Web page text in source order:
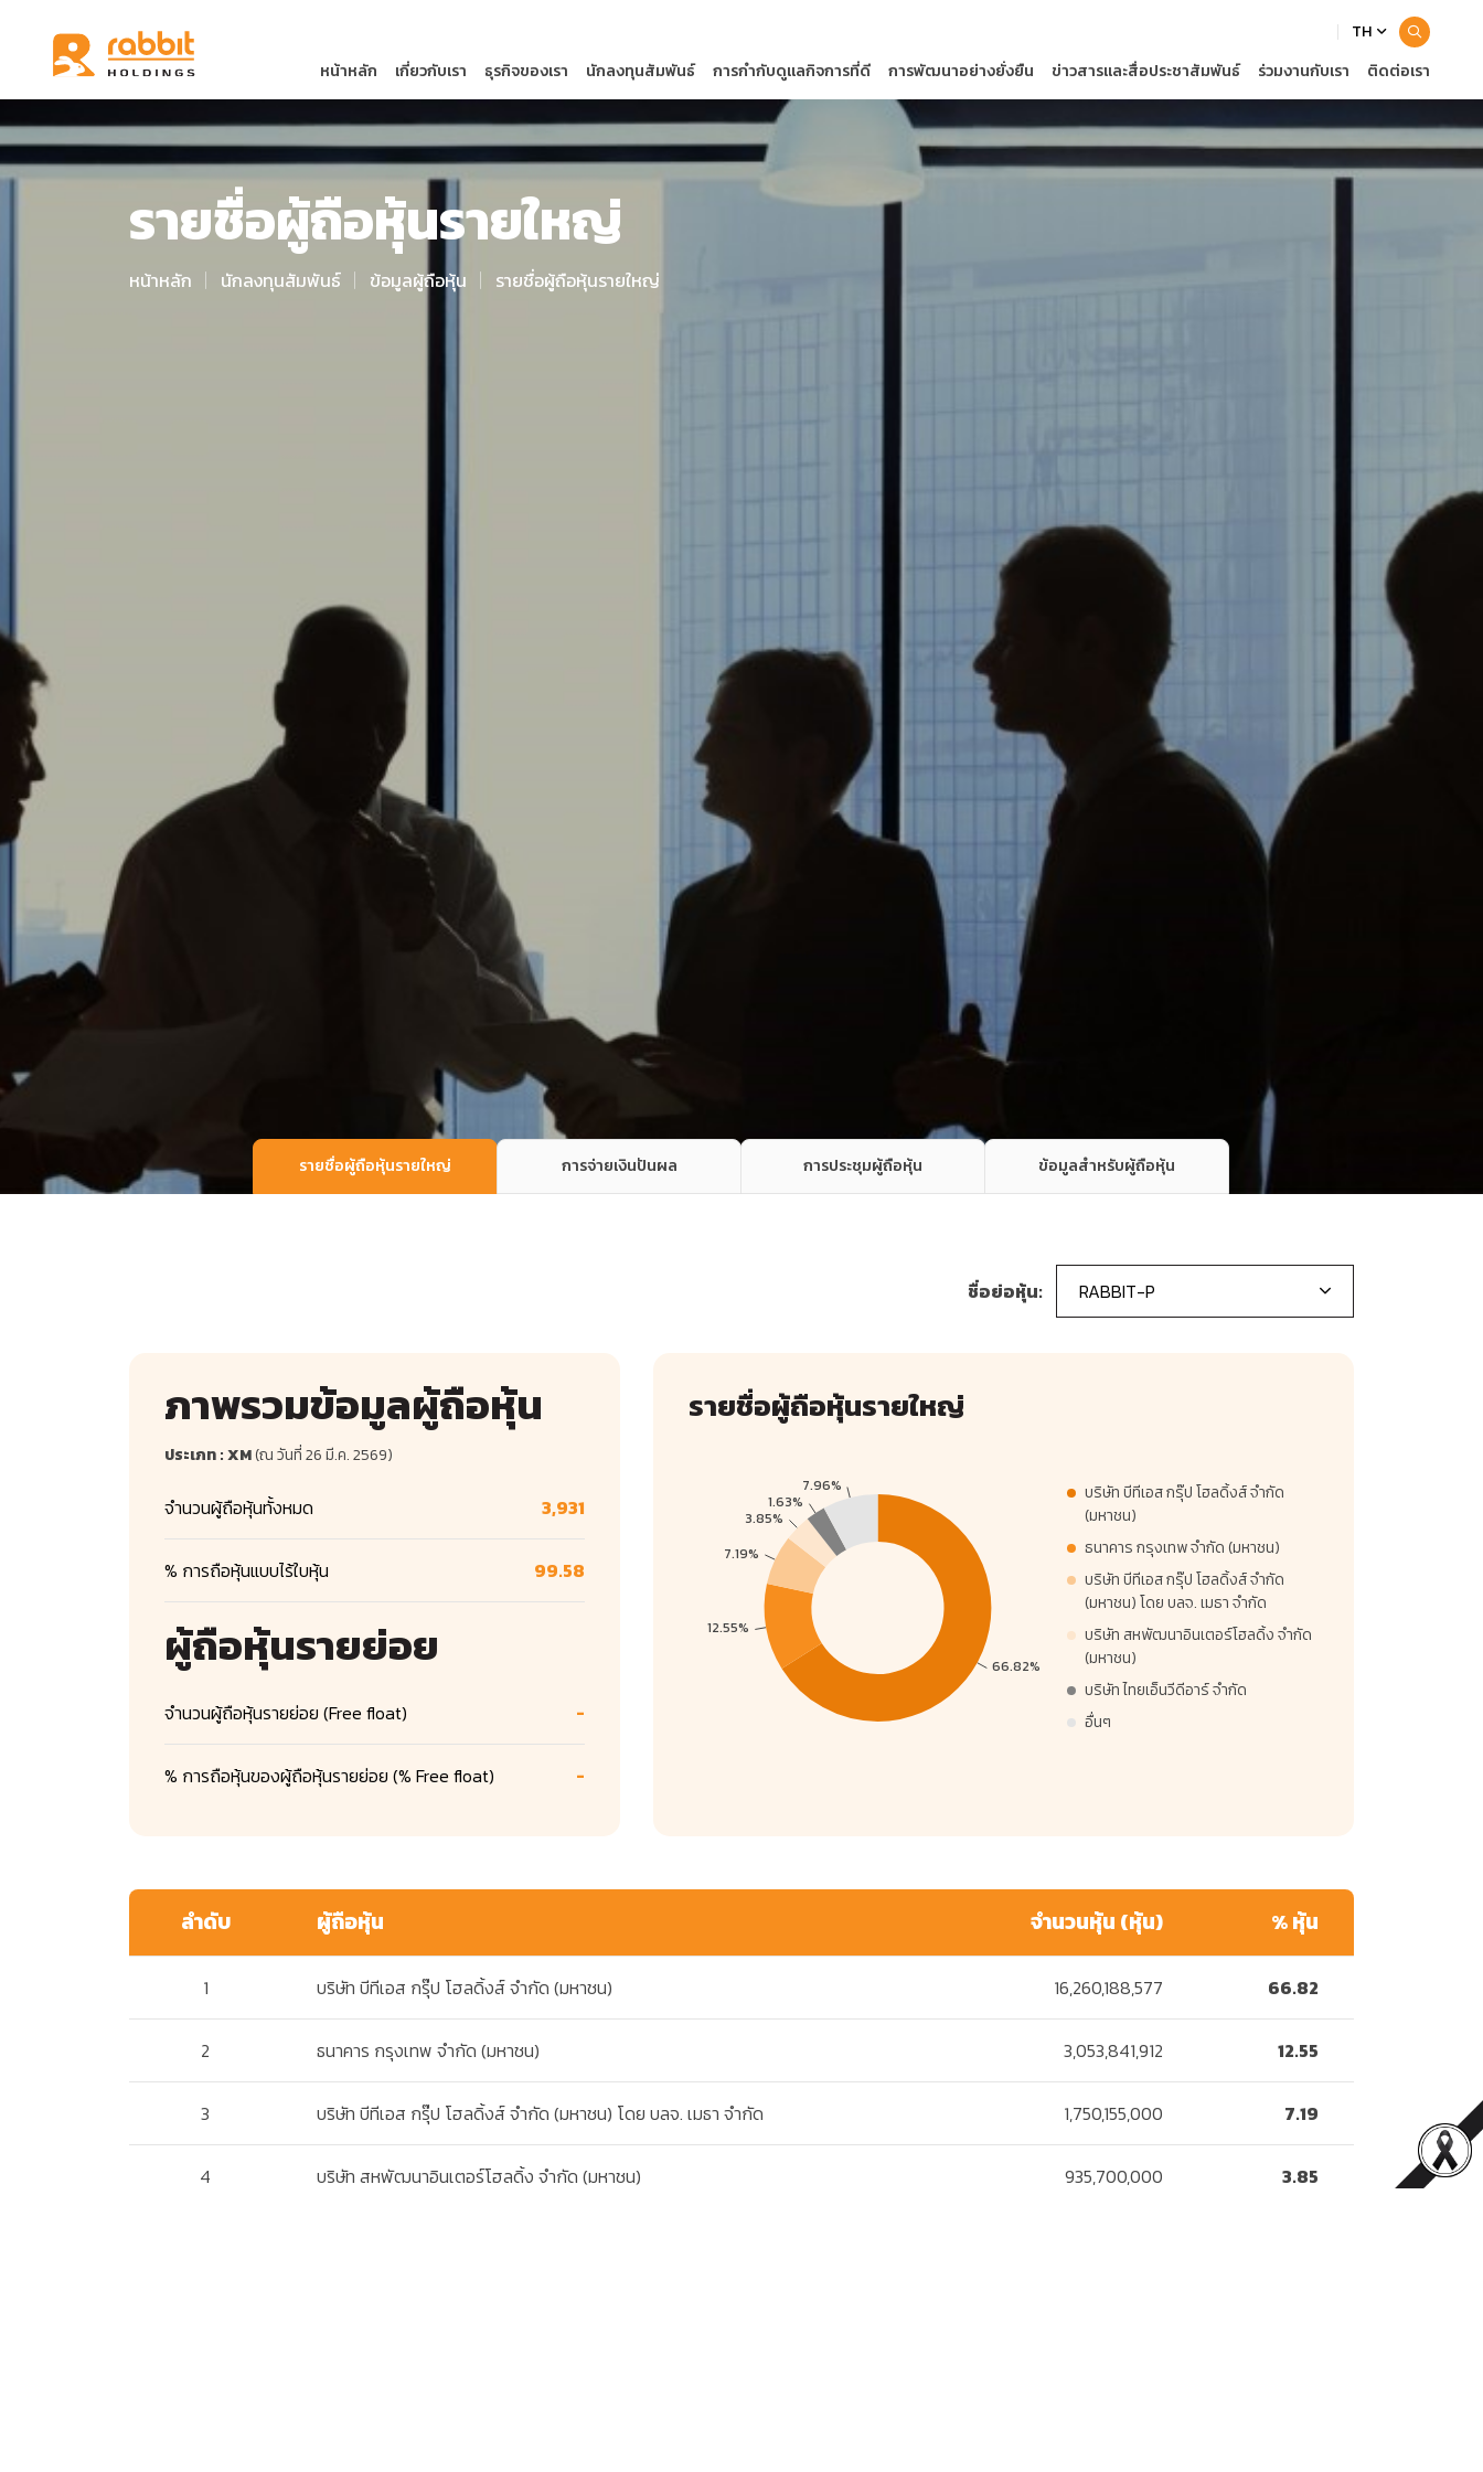
TH
หน้าหลัก
เกี่ยวกับเรา ธุรกิจของเรา นักลงทุนสัมพันธ์ การกำกับดูแลกิจการที่ดี การพัฒนาอย่างยั่งยืน ข่าวสารและสื่อประชาสัมพันธ์ ร่วมงานกับเรา ติดต่อเรา
รายชื่อผู้ถือหุ้นรายใหญ่
หน้าหลัก นักลงทุนสัมพันธ์ ข้อมูลผู้ถือหุ้น รายชื่อผู้ถือหุ้นรายใหญ่
รายชื่อผู้ถือหุ้นรายใหญ่ การจ่ายเงินปันผล การประชุมผู้ถือหุ้น ข้อมูลสำหรับผู้ถือหุ้น
ชื่อย่อหุ้น: RABBIT-P
ภาพรวมข้อมูลผู้ถือหุ้น
ประเภท : XM(ณ วันที่ 26 มี.ค. 2569)
จำนวนผู้ถือหุ้นทั้งหมด 3,931
% การถือหุ้นแบบไร้ใบหุ้น 99.58
ผู้ถือหุ้นรายย่อย
จำนวนผู้ถือหุ้นรายย่อย (Free float) -
% การถือหุ้นของผู้ถือหุ้นรายย่อย (% Free float) -
รายชื่อผู้ถือหุ้นรายใหญ่
บริษัท บีทีเอส กรุ๊ป โฮลดิ้งส์ จำกัด
(มหาชน)
ธนาคาร กรุงเทพ จำกัด (มหาชน)
บริษัท บีทีเอส กรุ๊ป โฮลดิ้งส์ จำกัด
(มหาชน) โดย บลจ. เมธา จำกัด
บริษัท สหพัฒนาอินเตอร์โฮลดิ้ง จำกัด
(มหาชน)
บริษัท ไทยเอ็นวีดีอาร์ จำกัด
อื่นๆ
ลำดับ ผู้ถือหุ้น จำนวนหุ้น (หุ้น) % หุ้น
1 บริษัท บีทีเอส กรุ๊ป โฮลดิ้งส์ จำกัด (มหาชน) 16,260,188,577 66.82
2 ธนาคาร กรุงเทพ จำกัด (มหาชน) 3,053,841,912 12.55
3 บริษัท บีทีเอส กรุ๊ป โฮลดิ้งส์ จำกัด (มหาชน) โดย บลจ. เมธา จำกัด 1,750,155,000 7.19
4 บริษัท สหพัฒนาอินเตอร์โฮลดิ้ง จำกัด (มหาชน) 935,700,000 3.85